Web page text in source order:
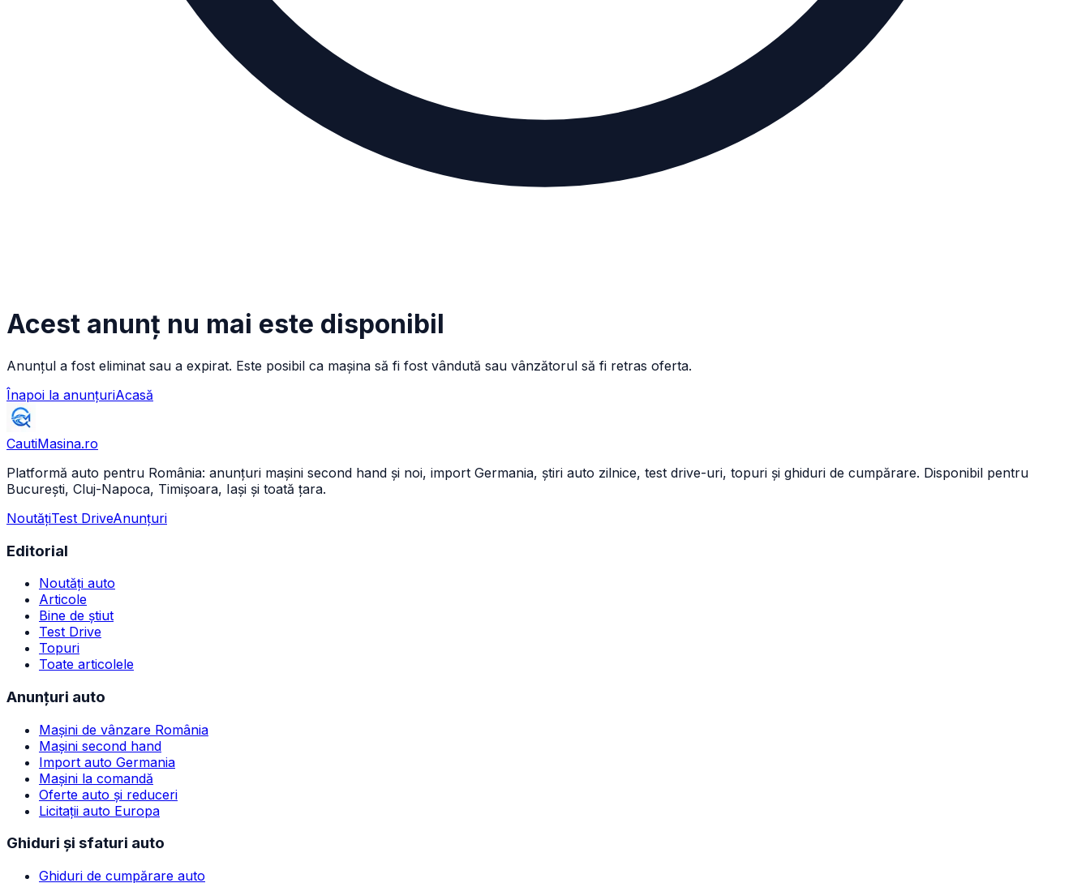
Acest anunț nu mai este disponibil
Anunțul a fost eliminat sau a expirat. Este posibil ca mașina să fi fost vândută sau vânzătorul să fi retras oferta.
Înapoi la anunțuriAcasă
CautiMasina.ro
Platformă auto pentru România: anunțuri mașini second hand și noi, import Germania, știri auto zilnice, test drive-uri, topuri și ghiduri de cumpărare. Disponibil pentru
București, Cluj-Napoca, Timișoara, Iași și toată țara.
NoutățiTest DriveAnunțuri
Editorial
Noutăți auto
Articole
Bine de știut
Test Drive
Topuri
Toate articolele
Anunțuri auto
Mașini de vânzare România
Mașini second hand
Import auto Germania
Mașini la comandă
Oferte auto și reduceri
Licitații auto Europa
Ghiduri și sfaturi auto
Ghiduri de cumpărare auto